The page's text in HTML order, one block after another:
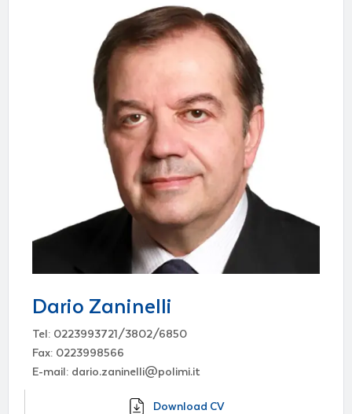
Dario Zaninelli
Tel: 0223993721/3802/6850
Fax: 0223998566
E-mail: dario.zaninelli@polimi.it
Download CV